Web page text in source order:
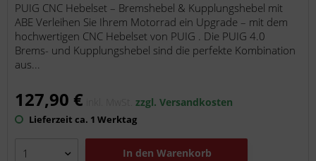
PUIG CNC Hebelset – Bremshebel & Kupplungshebel mit
ABE Verleihen Sie Ihrem Motorrad ein Upgrade – mit dem
hochwertigen CNC Hebelset von PUIG . Die PUIG 4.0
Brems- und Kupplungshebel sind die perfekte Kombination
aus...
127,90 € inkl. MwSt.zzgl. Versandkosten
Lieferzeit ca. 1 Werktag
In den Warenkorb